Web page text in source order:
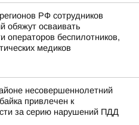
РФ сотрудников
обяжут осваивать
операторов беспилотников,
медиков
несовершеннолетний
привлечен к
за серию нарушений ПДД